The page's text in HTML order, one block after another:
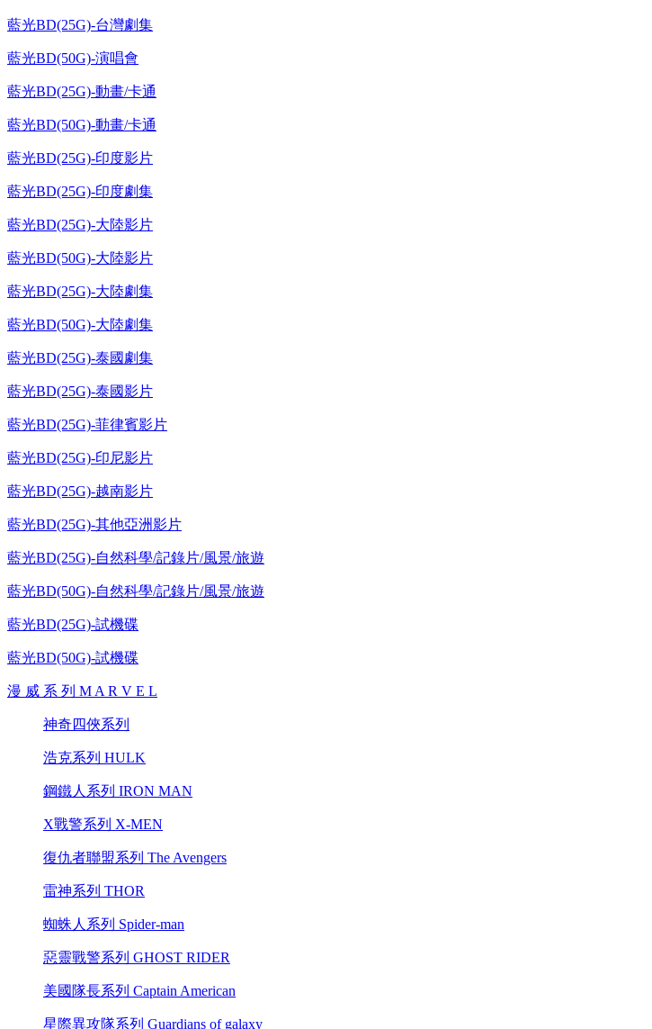
藍光BD(25G)-台灣劇集
藍光BD(50G)-演唱會
藍光BD(25G)-動畫/卡通
藍光BD(50G)-動畫/卡通
藍光BD(25G)-印度影片
藍光BD(25G)-印度劇集
藍光BD(25G)-大陸影片
藍光BD(50G)-大陸影片
藍光BD(25G)-大陸劇集
藍光BD(50G)-大陸劇集
藍光BD(25G)-泰國劇集
藍光BD(25G)-泰國影片
藍光BD(25G)-菲律賓影片
藍光BD(25G)-印尼影片
藍光BD(25G)-越南影片
藍光BD(25G)-其他亞洲影片
藍光BD(25G)-自然科學/記錄片/風景/旅遊
藍光BD(50G)-自然科學/記錄片/風景/旅遊
藍光BD(25G)-試機碟
藍光BD(50G)-試機碟
漫 威 系 列 M A R V E L
神奇四俠系列
浩克系列 HULK
鋼鐵人系列 IRON MAN
X戰警系列 X-MEN
復仇者聯盟系列 The Avengers
雷神系列 THOR
蜘蛛人系列 Spider-man
惡靈戰警系列 GHOST RIDER
美國隊長系列 Captain American
星際異攻隊系列 Guardians of galaxy